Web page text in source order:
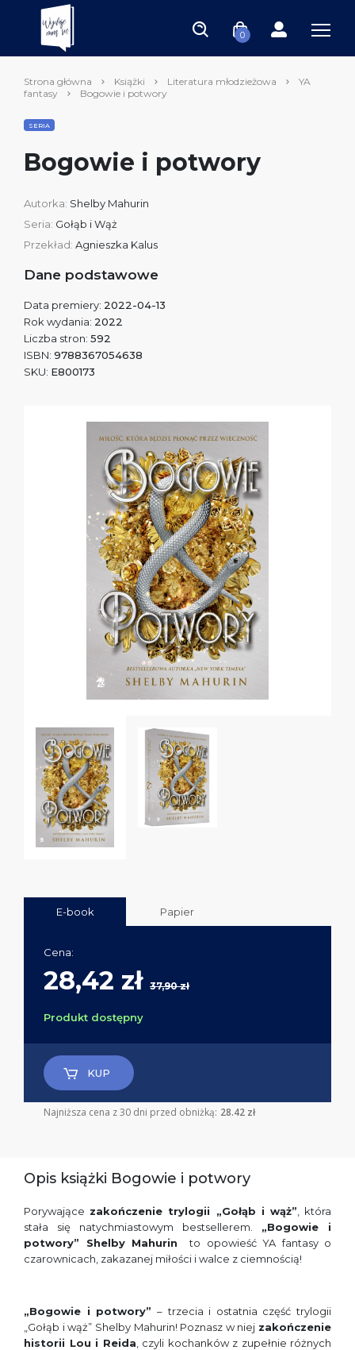
0
Strona główna Książki Literatura młodzieżowa
YA
fantasy
Bogowie i potwory
SERIA
Bogowie i potwory
Autorka: Shelby Mahurin
Seria: Gołąb i Wąż
Przekład: Agnieszka Kalus
Dane podstawowe
Data premiery: 2022-04-13
Rok wydania: 2022
Liczba stron: 592
ISBN: 9788367054638
SKU: E800173
E-book Papier
Cena:
28,42 zł 37,90 zł
Produkt dostępny
KUP
Najniższa cena z 30 dni przed obniżką: 28.42 zł
Opis książki Bogowie i potwory
Porywające zakończenie trylogii „Gołąb i wąż” , która
stała się natychmiastowym bestsellerem. „Bogowie i
potwory” Shelby Mahurin to opowieść YA fantasy o
czarownicach, zakazanej miłości i walce z ciemnością!
„Bogowie i potwory” – trzecia i ostatnia część trylogii
„Gołąb i wąż” Shelby Mahurin! Poznasz w niej zakończenie
historii Lou i Reida , czyli kochanków z zupełnie różnych